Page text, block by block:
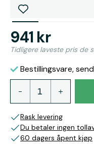
941 kr
Tidligere laveste pris de
Bestillingsvare,
Rask levering
Du betaler ingen
60 dagers åpent kjøp